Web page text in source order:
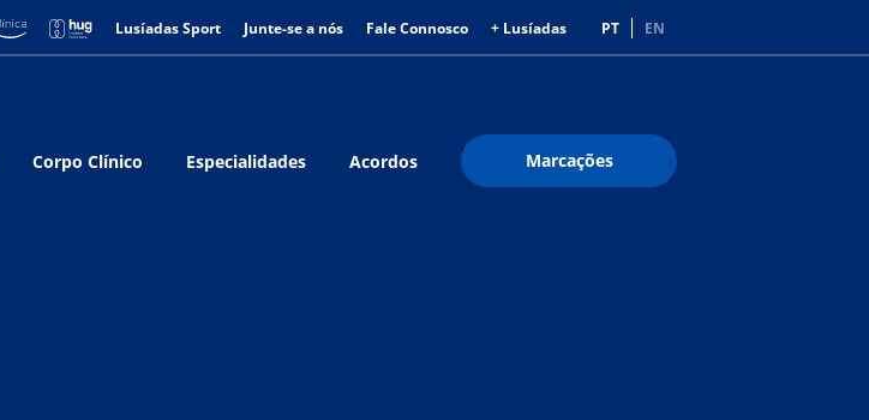
Lusíadas Sport Junte-se a nós Fale Connosco + Lusíadas PT EN
Corpo Clínico Especialidades Acordos Marcações